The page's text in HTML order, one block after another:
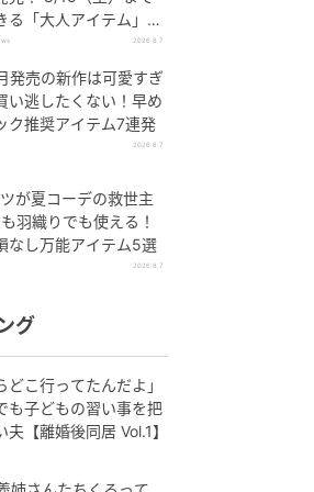
る「大人アイテム」っ
2026.8.7
発売の新作は可愛すぎ
い逃したくない！早め
ク推奨アイテム7連発
2026.8.7
が夏コーデの救世主
羽織りでも使える！
なし万能アイテム5選
2026.8.7
グ
どこ行ってたんだよ」
も子どもの習い事を把
夫【離婚後同居 Vol.1】